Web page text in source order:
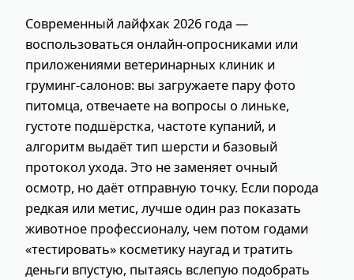
Современный лайфхак 2026 года —
воспользоваться онлайн‑опросниками или
приложениями ветеринарных клиник и
груминг‑салонов: вы загружаете пару фото
питомца, отвечаете на вопросы о линьке,
густоте подшёрстка, частоте купаний, и
алгоритм выдаёт тип шерсти и базовый
протокол ухода. Это не заменяет очный
осмотр, но даёт отправную точку. Если порода
редкая или метис, лучше один раз показать
животное профессионалу, чем потом годами
«тестировать» косметику наугад и тратить
деньги впустую, пытаясь вслепую подобрать